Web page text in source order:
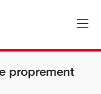
proprement